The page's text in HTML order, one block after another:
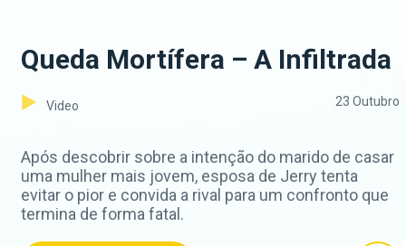
Queda Mortífera – A Infiltrada
Video 23 Outubro
Após descobrir sobre a intenção do marido de casar
uma mulher mais jovem, esposa de Jerry tenta
evitar o pior e convida a rival para um confronto que
termina de forma fatal.